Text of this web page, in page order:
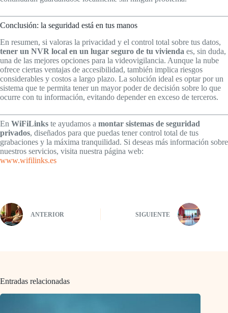
Conclusión: la seguridad está en tus manos
En resumen, si valoras la privacidad y el control total sobre tus datos,
tener un NVR local en un lugar seguro de tu vivienda es, sin duda,
una de las mejores opciones para la videovigilancia. Aunque la nube
ofrece ciertas ventajas de accesibilidad, también implica riesgos
considerables y costos a largo plazo. La solución ideal es optar por un
sistema que te permita tener un mayor poder de decisión sobre lo que
ocurre con tu información, evitando depender en exceso de terceros.
En WiFiLinks te ayudamos a montar sistemas de seguridad
privados, diseñados para que puedas tener control total de tus
grabaciones y la máxima tranquilidad. Si deseas más información sobre
nuestros servicios, visita nuestra página web:
www.wifilinks.es
ANTERIOR SIGUIENTE
Entradas relacionadas